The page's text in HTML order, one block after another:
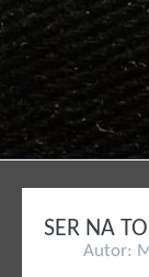
SER NA
Autor: